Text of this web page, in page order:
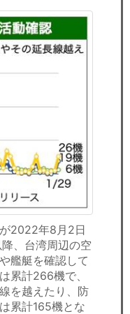
2022年8月2日
、台湾周辺の空
艦艇を確認して
累計266機で、
を越えたり、防
累計165機とな